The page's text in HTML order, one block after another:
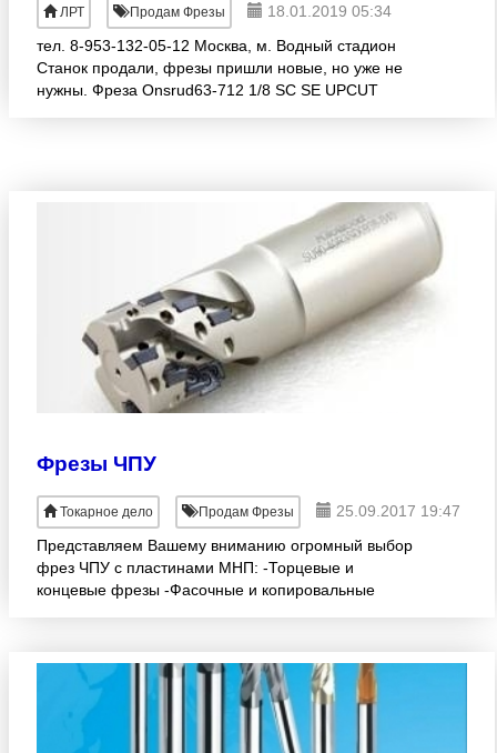
ЛРТ Продам Фрезы
18.01.2019 05:34
тел. 8-953-132-05-12 Москва, м. Водный стадион
Станок продали, фрезы пришли новые, но уже не
нужны. Фреза Onsrud63-712 1/8 SC SE UPCUT
Фрезы ЧПУ
Токарное дело Продам Фрезы
25.09.2017 19:47
Представляем Вашему вниманию огромный выбор
фрез ЧПУ с пластинами МНП: -Торцевые и
концевые фрезы -Фасочные и копировальные